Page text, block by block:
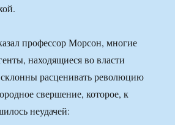
профессор Морсон, многие
находящиеся во власти
склонны расценивать революцию
свершение, которое, к
неудачей: